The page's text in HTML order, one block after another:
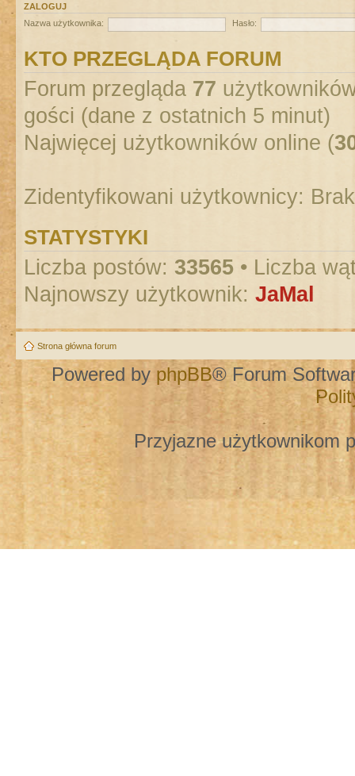
ZALOGUJ
Nazwa użytkownika:
Hasło:
KTO PRZEGLĄDA FORUM
Forum przegląda 77
gości (dane z ostatnich 5 minut)
Najwięcej użytkowników online (
Zidentyfikowani użytkownicy:
STATYSTYKI
Liczba postów: 33565 • Liczba
Najnowszy użytkownik: JaMal
Strona główna forum
Powered by phpBB® Forum
Przyjazne użytkownikom